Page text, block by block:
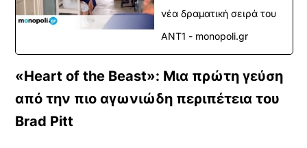
νέα δραματική σειρά του
ANT1 - monopoli.gr
«Heart of the Beast»: Μια πρώτη γεύση
από την πιο αγωνιώδη περιπέτεια του
Brad Pitt